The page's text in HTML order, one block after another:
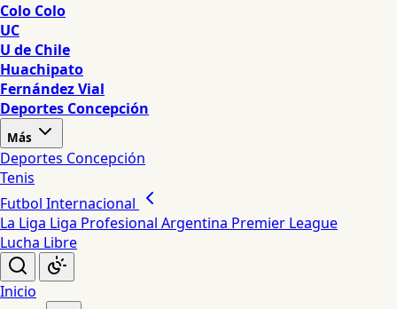
Colo Colo
UC
U de Chile
Huachipato
Fernández Vial
Deportes Concepción
Más
Deportes Concepción
Tenis
Futbol Internacional
La Liga Liga Profesional Argentina Premier League
Lucha Libre
Inicio